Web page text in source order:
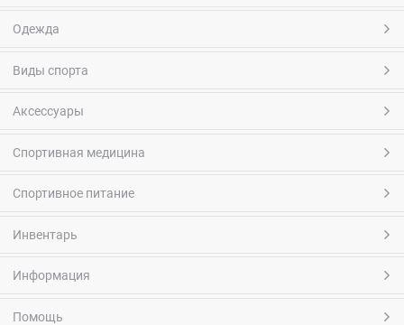
Одежда
Виды спорта
Аксессуары
Спортивная медицина
Спортивное питание
Инвентарь
Информация
Помощь